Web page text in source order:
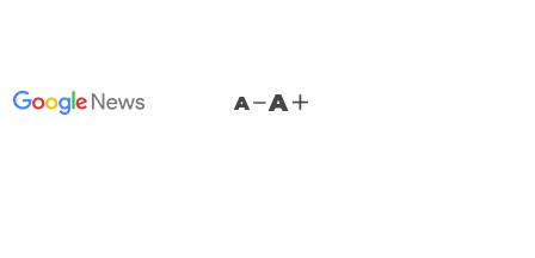
A A